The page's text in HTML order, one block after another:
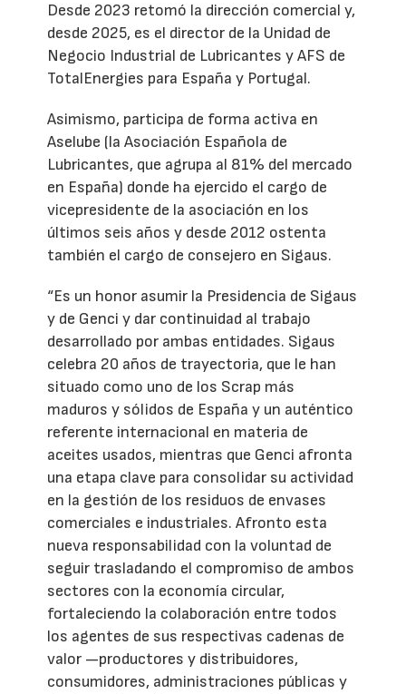
Desde 2023 retomó la dirección comercial y,
desde 2025, es el director de la Unidad de
Negocio Industrial de Lubricantes y AFS de
TotalEnergies para España y Portugal.
Asimismo, participa de forma activa en
Aselube (la Asociación Española de
Lubricantes, que agrupa al 81% del mercado
en España) donde ha ejercido el cargo de
vicepresidente de la asociación en los
últimos seis años y desde 2012 ostenta
también el cargo de consejero en Sigaus.
“Es un honor asumir la Presidencia de Sigaus
y de Genci y dar continuidad al trabajo
desarrollado por ambas entidades. Sigaus
celebra 20 años de trayectoria, que le han
situado como uno de los Scrap más
maduros y sólidos de España y un auténtico
referente internacional en materia de
aceites usados, mientras que Genci afronta
una etapa clave para consolidar su actividad
en la gestión de los residuos de envases
comerciales e industriales. Afronto esta
nueva responsabilidad con la voluntad de
seguir trasladando el compromiso de ambos
sectores con la economía circular,
fortaleciendo la colaboración entre todos
los agentes de sus respectivas cadenas de
valor —productores y distribuidores,
consumidores, administraciones públicas y